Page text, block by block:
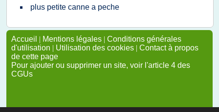
plus petite canne a peche
Accueil | Mentions légales | Conditions générales
d'utilisation | Utilisation des cookies | Contact à propos
de cette page
Pour ajouter ou supprimer un site, voir l'article 4 des
CGUs